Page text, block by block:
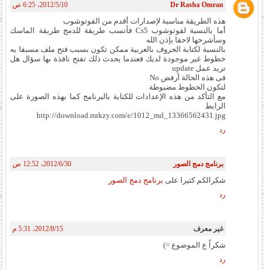
Dr Rasha Omran 10‏/5‏/2012، 6:25 ص
هذه الطريقة مناسبة لإصدارات أقدم من الفوتوشوب
أما بالنسبة لفوتوشوب Cs5 فأنسب طريقة للدمج طريقة الماسك
وسأشرحها لاحقا بإذن الله
بالنسبة لكتابة الحروف بالعربية ممكن تكون بسبب فتح ملف مسبقا به
خطوط غير موجودة لديك فعندما يحدث ذلك تفتح نافذة بها سؤال هل
تريد عمل update
فى هذه الحالة أرفض No
لتكون الخطوط مضبوطة
مع التأكد من هذه الإعدادات للكتابة بالبرنامج كما بهذه الصورة على
الرابط
http://download.mrkzy.com/e/1012_md_13366562431.jpg
رد
برنامج دمج الصور 30‏/6‏/2012، 12:52 ص
شكرالكم كثيرا على برنامج دمج الصور
رد
غير معرف 15‏/8‏/2012، 5:31 م
شكراً ع الموضوع =)
رد